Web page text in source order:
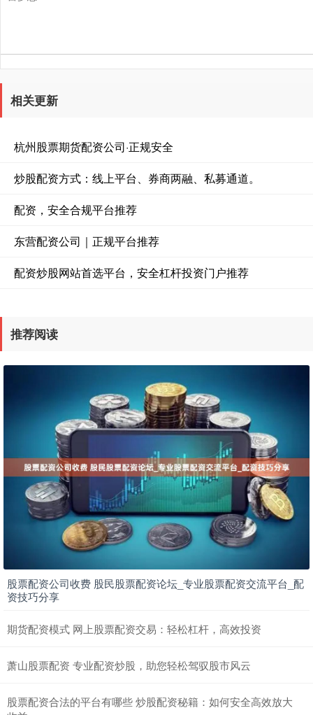
相关更新
杭州股票期货配资公司·正规安全
炒股配资方式：线上平台、券商两融、私募通道。
配资，安全合规平台推荐
东营配资公司｜正规平台推荐
配资炒股网站首选平台，安全杠杆投资门户推荐
推荐阅读
股票配资公司收费 股民股票配资论坛_专业股票配资交流平台_配
资技巧分享
期货配资模式 网上股票配资交易：轻松杠杆，高效投资
萧山股票配资 专业配资炒股，助您轻松驾驭股市风云
股票配资合法的平台有哪些 炒股配资秘籍：如何安全高效放大